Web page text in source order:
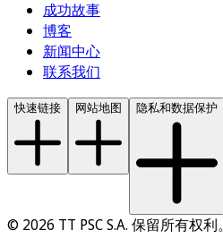
成功故事
博客
新闻中心
联系我们
快速链接 网站地图 隐私和数据保护
© 2026 TT PSC S.A. 保留所有权利。